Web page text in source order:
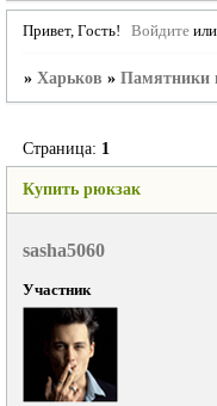
Привет, Гость! Войдитеили
» Харьков » Памятники
Купить рюкзак
Страница: 1
sasha5060
Участник